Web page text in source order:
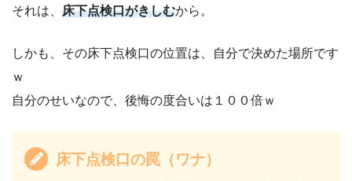
それは、 床下点検口がきしむから。
しかも、その床下点検口の位置は、自分で決めた場所です
ｗ
自分のせいなので、後悔の度合いは１００倍ｗ
床下点検口の罠（ワナ）